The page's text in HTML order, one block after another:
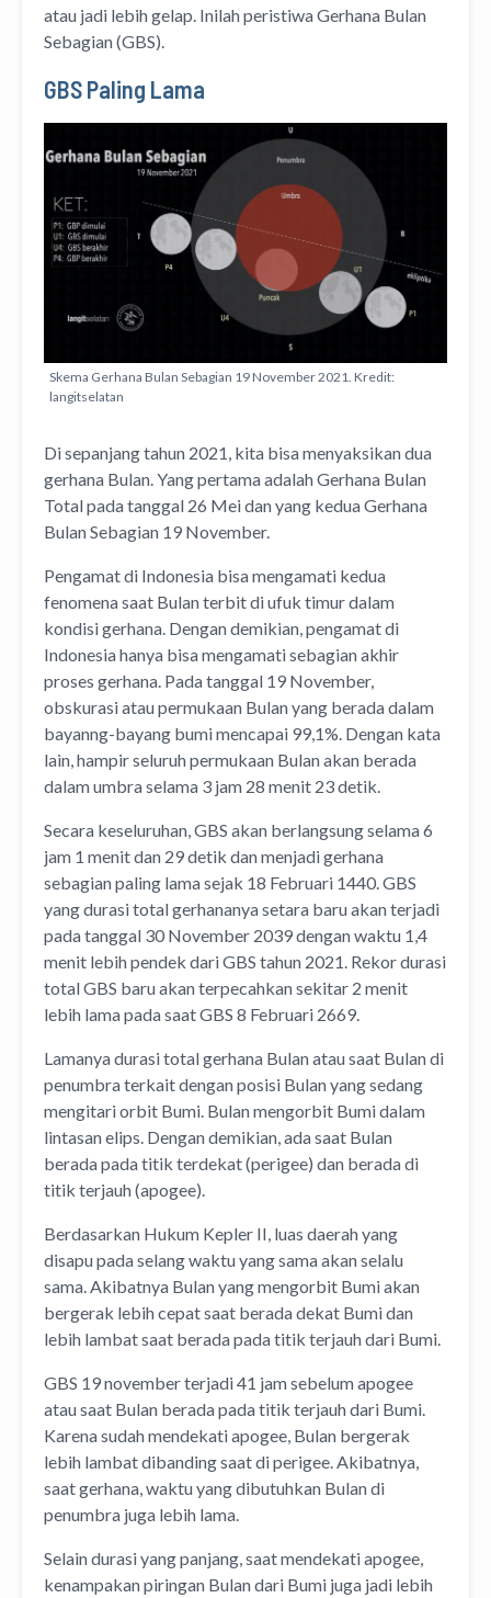
atau jadi lebih gelap. Inilah peristiwa Gerhana Bulan
Sebagian (GBS).
GBS Paling Lama
Skema Gerhana Bulan Sebagian 19 November 2021. Kredit:
langitselatan
Di sepanjang tahun 2021, kita bisa menyaksikan dua
gerhana Bulan. Yang pertama adalah Gerhana Bulan
Total pada tanggal 26 Mei dan yang kedua Gerhana
Bulan Sebagian 19 November.
Pengamat di Indonesia bisa mengamati kedua
fenomena saat Bulan terbit di ufuk timur dalam
kondisi gerhana. Dengan demikian, pengamat di
Indonesia hanya bisa mengamati sebagian akhir
proses gerhana. Pada tanggal 19 November,
obskurasi atau permukaan Bulan yang berada dalam
bayanng-bayang bumi mencapai 99,1%. Dengan kata
lain, hampir seluruh permukaan Bulan akan berada
dalam umbra selama 3 jam 28 menit 23 detik.
Secara keseluruhan, GBS akan berlangsung selama 6
jam 1 menit dan 29 detik dan menjadi gerhana
sebagian paling lama sejak 18 Februari 1440. GBS
yang durasi total gerhananya setara baru akan terjadi
pada tanggal 30 November 2039 dengan waktu 1,4
menit lebih pendek dari GBS tahun 2021. Rekor durasi
total GBS baru akan terpecahkan sekitar 2 menit
lebih lama pada saat GBS 8 Februari 2669.
Lamanya durasi total gerhana Bulan atau saat Bulan di
penumbra terkait dengan posisi Bulan yang sedang
mengitari orbit Bumi. Bulan mengorbit Bumi dalam
lintasan elips. Dengan demikian, ada saat Bulan
berada pada titik terdekat (perigee) dan berada di
titik terjauh (apogee).
Berdasarkan Hukum Kepler II, luas daerah yang
disapu pada selang waktu yang sama akan selalu
sama. Akibatnya Bulan yang mengorbit Bumi akan
bergerak lebih cepat saat berada dekat Bumi dan
lebih lambat saat berada pada titik terjauh dari Bumi.
GBS 19 november terjadi 41 jam sebelum apogee
atau saat Bulan berada pada titik terjauh dari Bumi.
Karena sudah mendekati apogee, Bulan bergerak
lebih lambat dibanding saat di perigee. Akibatnya,
saat gerhana, waktu yang dibutuhkan Bulan di
penumbra juga lebih lama.
Selain durasi yang panjang, saat mendekati apogee,
kenampakan piringan Bulan dari Bumi juga jadi lebih